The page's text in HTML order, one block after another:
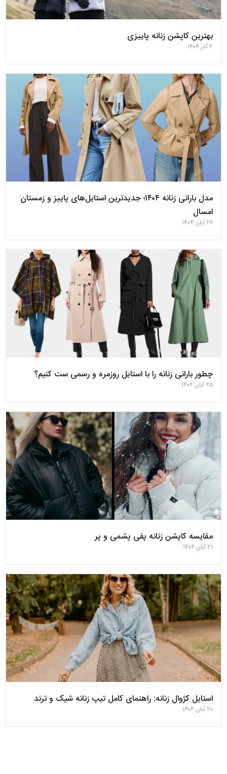
بهترین کاپشن زنانه پاییزی
۲ آذر ۱۴۰۴
مدل بارانی زنانه ۱۴۰۴؛ جدیدترین استایل‌های پاییز و زمستان
امسال
۲۶ آبان ۱۴۰۴
چطور بارانی زنانه را با استایل روزمره و رسمی ست کنیم؟
۲۵ آبان ۱۴۰۴
مقایسه کاپشن زنانه پفی پشمی و پر
۲۱ آبان ۱۴۰۴
استایل کژوال زنانه: راهنمای کامل تیپ زنانه شیک و ترند
۲۰ آبان ۱۴۰۴